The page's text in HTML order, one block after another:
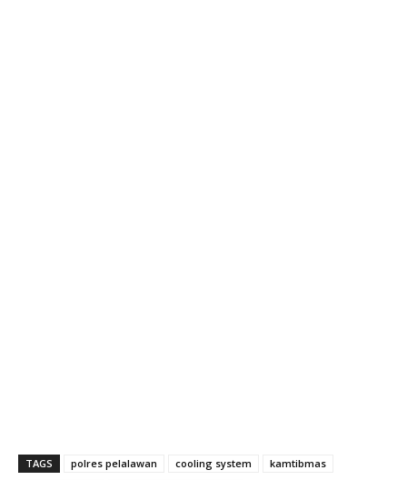
TAGS polres pelalawan cooling system
kamtibmas